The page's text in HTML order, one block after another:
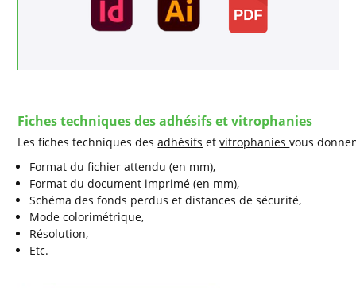
Fiches techniques des adhésifs et vitrophanies
Les fiches techniques desadhésifs etvitrophaniesvous
Format du fichier attendu (en mm),
Format du document imprimé (en mm),
Schéma des fonds perdus et distances de sécurité,
Mode colorimétrique,
Résolution,
Etc.